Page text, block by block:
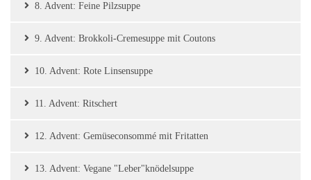
8. Advent: Feine Pilzsuppe
9. Advent: Brokkoli-Cremesuppe mit Coutons
10. Advent: Rote Linsensuppe
11. Advent: Ritschert
12. Advent: Gemüseconsommé mit Fritatten
13. Advent: Vegane "Leber"knödelsuppe